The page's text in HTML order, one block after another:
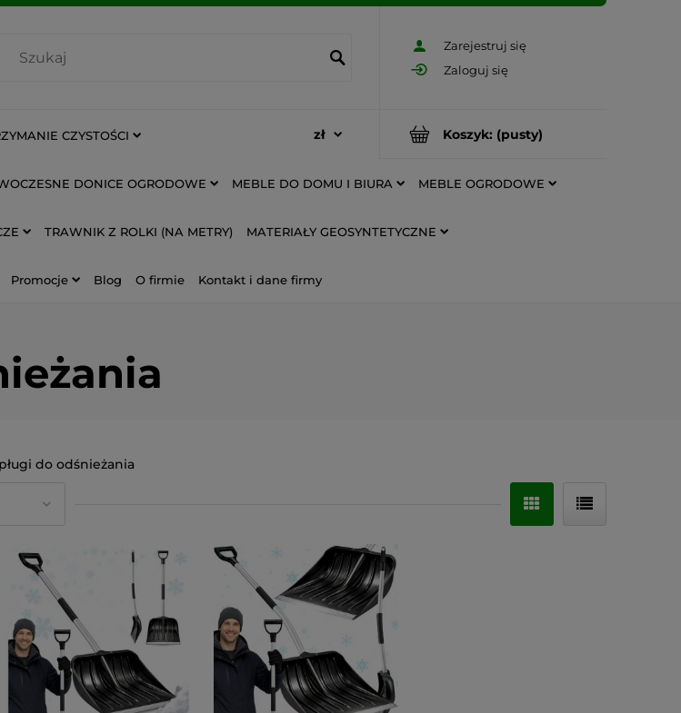
Zarejestruj się
Zaloguj się
Koszyk: (pusty)
CZYSTOŚCI
DONICE OGRODOWE MEBLE DO DOMU I BIURA MEBLE OGRODOWE
TRAWNIK Z ROLKI (NA METRY) MATERIAŁY GEOSYNTETYCZNE
Promocje Blog O firmie Kontakt i dane firmy
do odśnieżania